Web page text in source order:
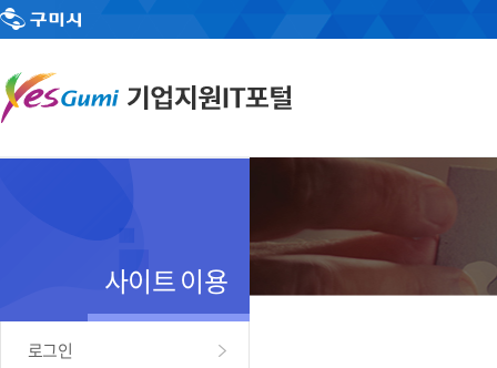
사이트 이용
로그인